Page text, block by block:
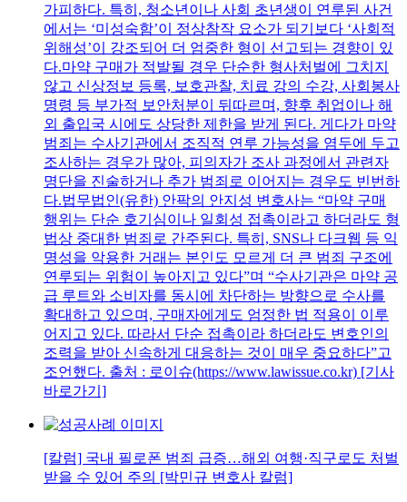
가피하다. 특히, 청소년이나 사회 초년생이 연루된 사건
에서는 ‘미성숙함’이 정상참작 요소가 되기보다 ‘사회적
위해성’이 강조되어 더 엄중한 형이 선고되는 경향이 있
다.마약 구매가 적발될 경우 단순한 형사처벌에 그치지
않고 신상정보 등록, 보호관찰, 치료 강의 수강, 사회봉사
명령 등 부가적 보안처분이 뒤따르며, 향후 취업이나 해
외 출입국 시에도 상당한 제한을 받게 된다. 게다가 마약
범죄는 수사기관에서 조직적 연루 가능성을 염두에 두고
조사하는 경우가 많아, 피의자가 조사 과정에서 관련자
명단을 진술하거나 추가 범죄로 이어지는 경우도 빈번하
다.법무법인(유한) 안팍의 안지성 변호사는 “마약 구매
행위는 단순 호기심이나 일회성 접촉이라고 하더라도 형
법상 중대한 범죄로 간주된다. 특히, SNS나 다크웹 등 익
명성을 악용한 거래는 본인도 모르게 더 큰 범죄 구조에
연루되는 위험이 높아지고 있다”며 “수사기관은 마약 공
급 루트와 소비자를 동시에 차단하는 방향으로 수사를
확대하고 있으며, 구매자에게도 엄정한 법 적용이 이루
어지고 있다. 따라서 단순 접촉이라 하더라도 변호인의
조력을 받아 신속하게 대응하는 것이 매우 중요하다”고
조언했다. 출처 : 로이슈(https://www.lawissue.co.kr) [기사
바로가기]
[칼럼] 국내 필로폰 범죄 급증…해외 여행·직구로도 처벌
받을 수 있어 주의 [박민규 변호사 칼럼]